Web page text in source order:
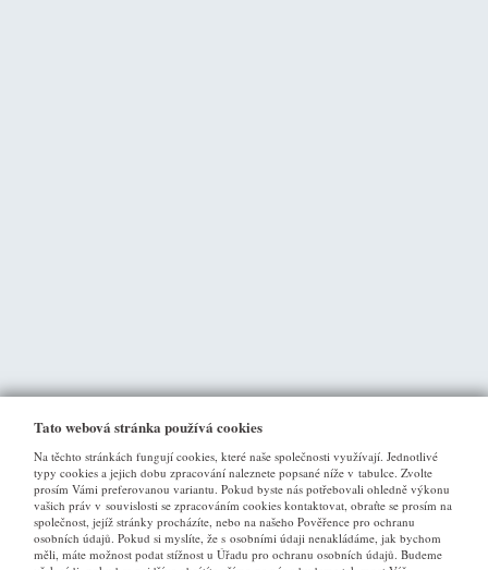
VŠE O NÁKUPU
Tato webová stránka používá cookies
Na těchto stránkách fungují cookies, které naše společnosti využívají. Jednotlivé
typy cookies a jejich dobu zpracování naleznete popsané níže v tabulce. Zvolte
prosím Vámi preferovanou variantu. Pokud byste nás potřebovali ohledně výkonu
vašich práv v souvislosti se zpracováním cookies kontaktovat, obraťte se prosím na
společnost, jejíž stránky procházíte, nebo na našeho Pověřence pro ochranu
osobních údajů. Pokud si myslíte, že s osobními údaji nenakládáme, jak bychom
měli, máte možnost podat stížnost u Úřadu pro ochranu osobních údajů. Budeme